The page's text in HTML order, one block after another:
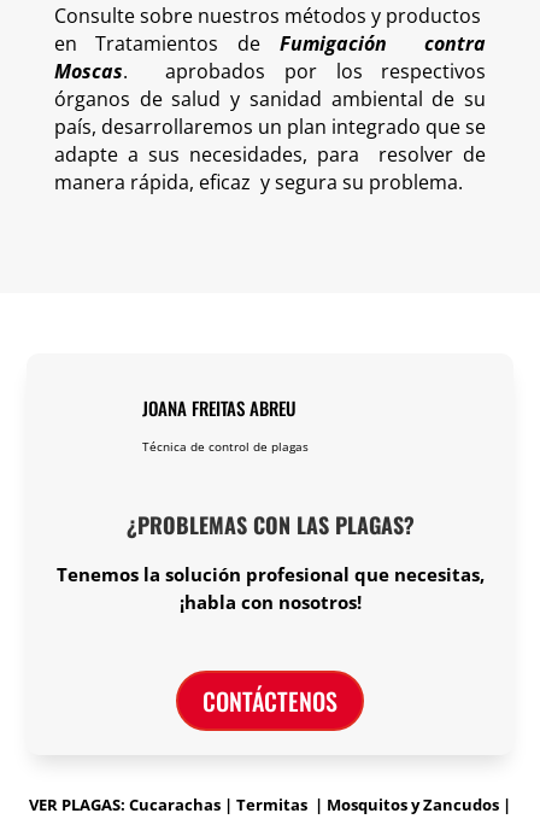
Consulte sobre nuestros métodos y productos
en Tratamientos de Fumigación
contra
Moscas.
aprobados por los respectivos
órganos de salud y sanidad ambiental de su
país, desarrollaremos un plan integrado que se
adapte a sus necesidades, para
resolver de
manera rápida, eficaz y segura su problema.
JOANA FREITAS ABREU
Técnica de control de plagas
¿PROBLEMAS CON LAS PLAGAS?
Tenemos la solución profesional que necesitas,
¡habla con nosotros!
CONTÁCTENOS
VER PLAGAS: Cucarachas | Termitas | Mosquitos y Zancudos |